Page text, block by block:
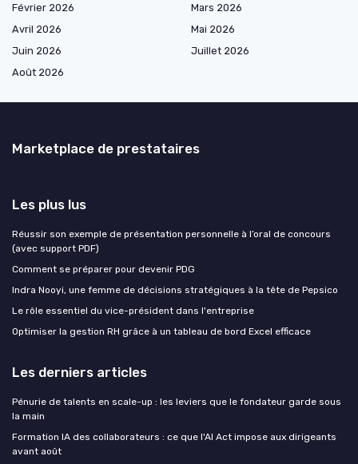
Février 2026
Mars 2026
Avril 2026
Mai 2026
Juin 2026
Juillet 2026
Août 2026
Marketplace de prestataires
Les plus lus
Réussir son exemple de présentation personnelle à l’oral de concours
(avec support PDF)
Comment se préparer pour devenir PDG
Indra Nooyi, une femme de décisions stratégiques à la tête de Pepsico
Le rôle essentiel du vice-président dans l'entreprise
Optimiser la gestion RH grâce à un tableau de bord Excel efficace
Les derniers articles
Pénurie de talents en scale-up : les leviers que le fondateur garde sous
la main
Formation IA des collaborateurs : ce que l'AI Act impose aux dirigeants
avant août